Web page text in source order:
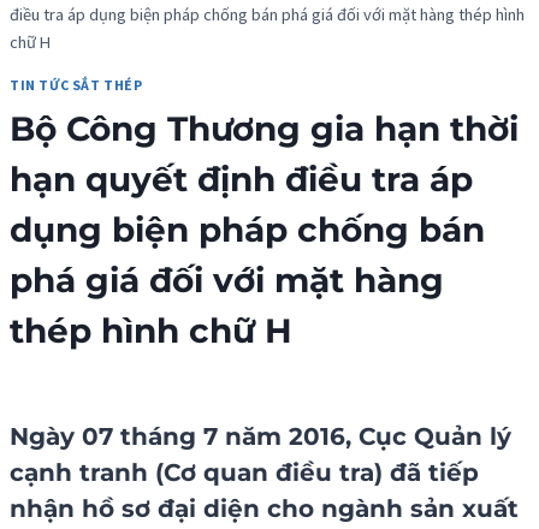
điều tra áp dụng biện pháp chống bán phá giá đối với mặt hàng thép hình
chữ H
TIN TỨC SẮT THÉP
Bộ Công Thương gia hạn thời
hạn quyết định điều tra áp
dụng biện pháp chống bán
phá giá đối với mặt hàng
thép hình chữ H
Ngày 07 tháng 7 năm 2016, Cục Quản lý
cạnh tranh (Cơ quan điều tra) đã tiếp
nhận hồ sơ đại diện cho ngành sản xuất